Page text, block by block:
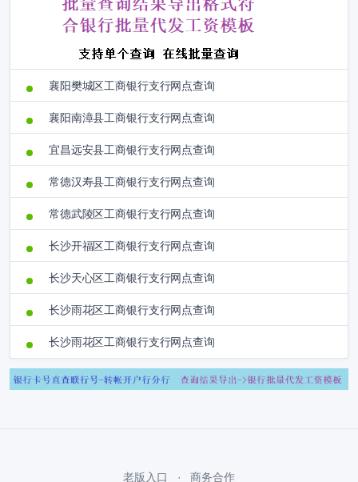
襄阳樊城区工商银行支行网点查询
襄阳南漳县工商银行支行网点查询
宜昌远安县工商银行支行网点查询
常德汉寿县工商银行支行网点查询
常德武陵区工商银行支行网点查询
长沙开福区工商银行支行网点查询
长沙天心区工商银行支行网点查询
长沙雨花区工商银行支行网点查询
长沙雨花区工商银行支行网点查询
老版入口 商务合作